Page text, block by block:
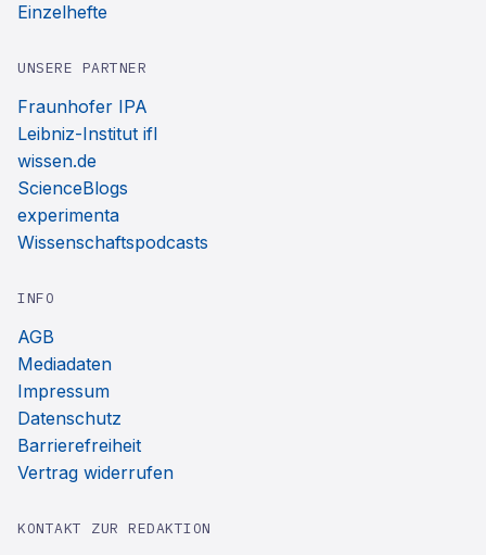
Einzelhefte
UNSERE PARTNER
Fraunhofer IPA
Leibniz-Institut ifl
wissen.de
ScienceBlogs
experimenta
Wissenschaftspodcasts
INFO
AGB
Mediadaten
Impressum
Datenschutz
Barrierefreiheit
Vertrag widerrufen
KONTAKT ZUR REDAKTION